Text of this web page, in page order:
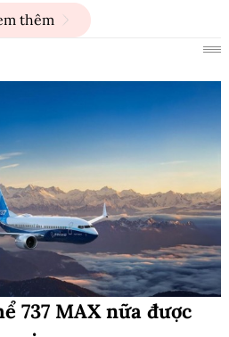
thêm
737 MAX nữa được